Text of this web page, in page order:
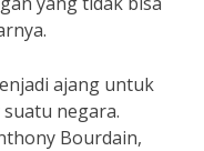
ajang untuk
negara.
Bourdain,